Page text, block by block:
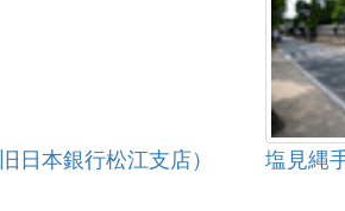
日本銀行松江支店） 塩見縄